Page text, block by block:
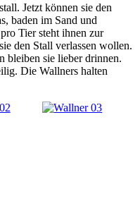
Jetzt können sie den
baden im Sand und
Tier steht ihnen zur
den Stall verlassen wollen.
bleiben sie lieber drinnen.
Die Wallners halten